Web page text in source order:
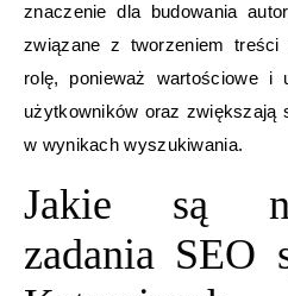
znaczenie dla budowania
związane z tworzeniem treści
rolę, ponieważ wartościowe i
użytkowników oraz zwiększają
w wynikach wyszukiwania.
Jakie są
zadania SEO